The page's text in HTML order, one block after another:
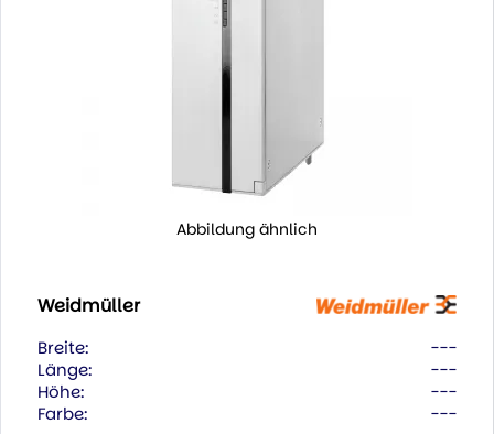
Abbildung ähnlich
Weidmüller
Breite:
---
Länge:
---
Höhe:
---
Farbe:
---